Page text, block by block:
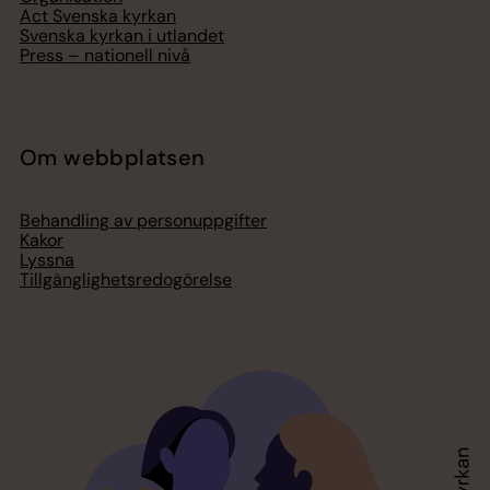
Act Svenska kyrkan
Svenska kyrkan i utlandet
Press – nationell nivå
Om webbplatsen
Behandling av personuppgifter
Kakor
Lyssna
Tillgänglighetsredogörelse